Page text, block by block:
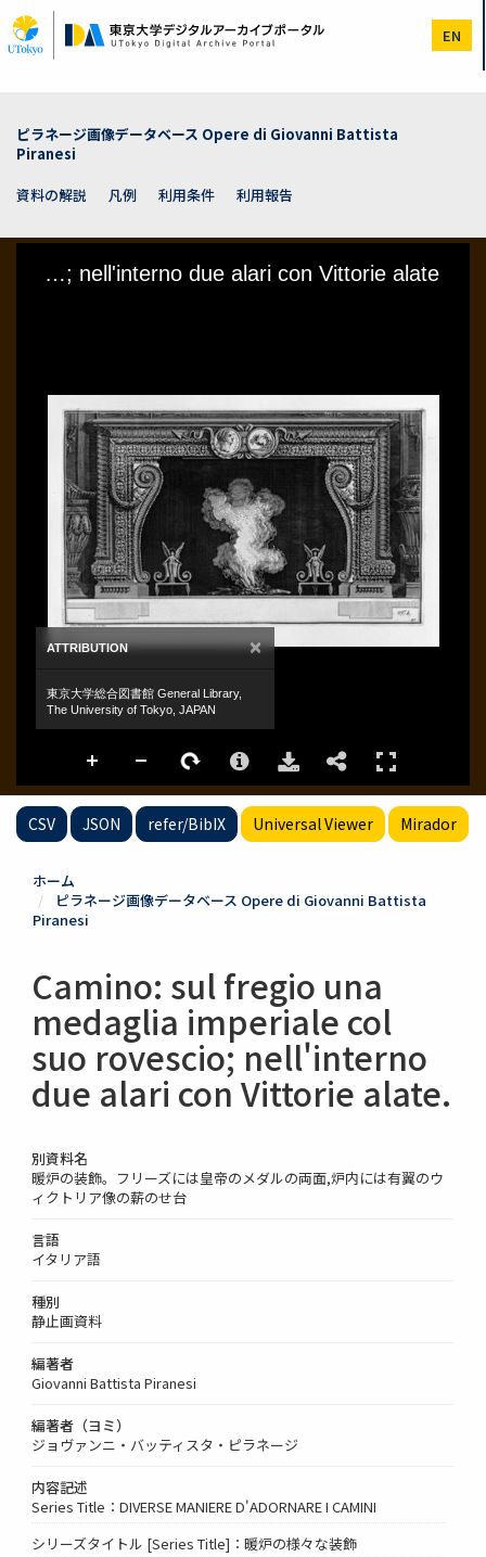
イ
ン
EN
ピラネージ画像データベース Opere di Giovanni Battista
Piranesi
資料の解説
凡例 利用条件 利用報告
CSV JSON refer/BibIX Universal Viewer Mirador
ホーム
ピラネージ画像データベース Opere di Giovanni Battista
Piranesi
Camino: sul fregio una
medaglia imperiale col
suo rovescio; nell'interno
due alari con Vittorie alate.
別資料名
暖炉の装飾。フリーズには皇帝のメダルの両面,炉内には有翼のウ
ィクトリア像の薪のせ台
言語
イタリア語
種別
静止画資料
編著者
Giovanni Battista Piranesi
編著者（ヨミ）
ジョヴァンニ・バッティスタ・ピラネージ
内容記述
Series Title：DIVERSE MANIERE D'ADORNARE I CAMINI
シリーズタイトル [Series Title]：暖炉の様々な装飾